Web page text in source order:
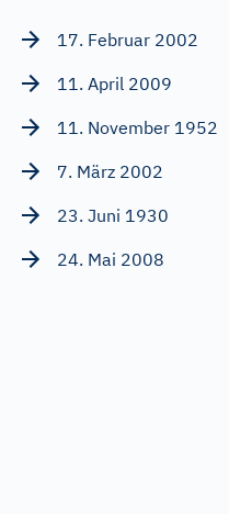
17. Februar 2002
11. April 2009
11. November 1952
7. März 2002
23. Juni 1930
24. Mai 2008